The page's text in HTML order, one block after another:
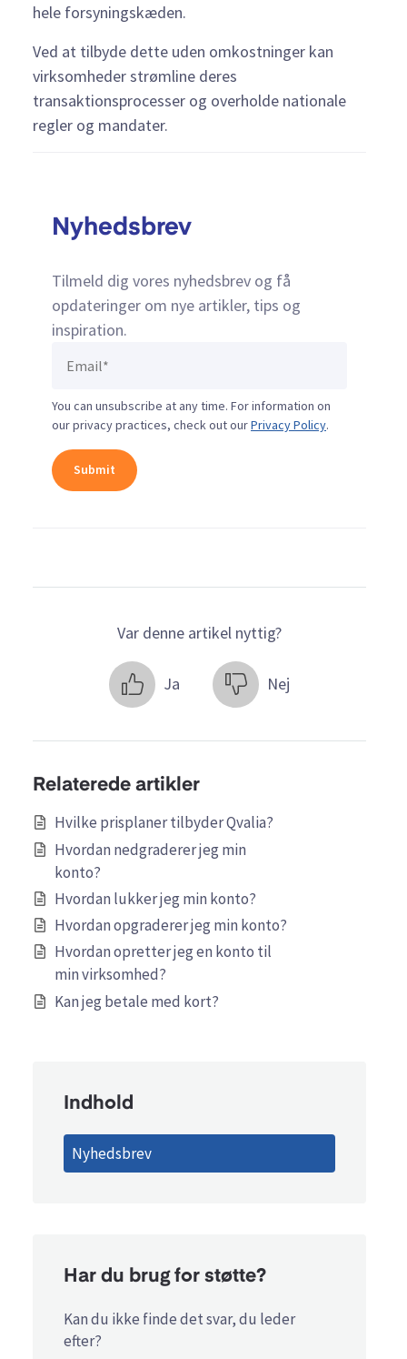
hele forsyningskæden.
Ved at tilbyde dette uden omkostninger kan
virksomheder strømline deres
transaktionsprocesser og overholde nationale
regler og mandater.
Nyhedsbrev
Tilmeld dig vores nyhedsbrev og få
opdateringer om nye artikler, tips og
inspiration.
You can unsubscribe at any time. For information on
our privacy practices, check out ourPrivacy Policy.
Var denne artikel nyttig?
Ja Nej
Relaterede artikler
Hvilke prisplaner tilbyder Qvalia?
Hvordan nedgraderer jeg min
konto?
Hvordan lukker jeg min konto?
Hvordan opgraderer jeg min konto?
Hvordan opretter jeg en konto til
min virksomhed?
Kan jeg betale med kort?
Indhold
Nyhedsbrev
Har du brug for støtte?
Kan du ikke finde det svar, du leder
efter?